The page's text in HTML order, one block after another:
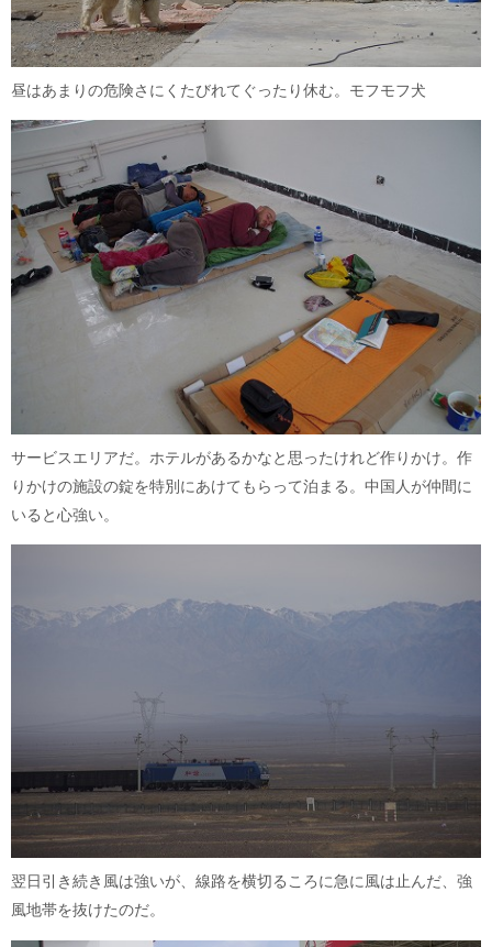
昼はあまりの危険さにくたびれてぐったり休む。モフモフ犬
サービスエリアだ。ホテルがあるかなと思ったけれど作りかけ。作
りかけの施設の錠を特別にあけてもらって泊まる。中国人が仲間に
いると心強い。
翌日引き続き風は強いが、線路を横切るころに急に風は止んだ、強
風地帯を抜けたのだ。